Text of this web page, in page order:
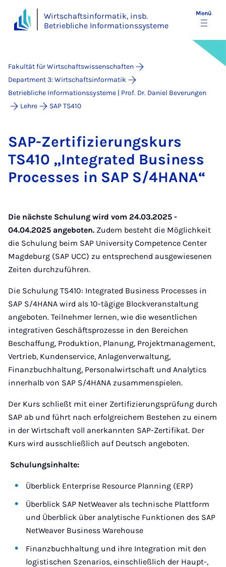
Wirtschaftsinformatik, insb.
Betriebliche Informationssysteme
Menü
Fakultät für Wirtschaftswissenschaften
Department 3: Wirtschaftsinformatik
Betriebliche Informationssysteme | Prof. Dr. Daniel Beverungen
Lehre
SAP TS410
SAP-Zer­ti­fi­zie­rungs­kurs
TS410 „In­te­gra­ted Busi­ness
Pro­ces­ses in SAP S/4HA­NA“
Die nächste Schulung wird vom 24.03.2025 -
04.04.2025 angeboten. Zudem besteht die Möglichkeit
die Schulung beim SAP University Competence Center
Magdeburg (SAP UCC) zu entsprechend ausgewiesenen
Zeiten durchzuführen.
Die Schulung TS410: Integrated Business Processes in
SAP S/4HANA wird als 10-tägige Blockveranstaltung
angeboten. Teilnehmer lernen, wie die wesentlichen
integrativen Geschäftsprozesse in den Bereichen
Beschaffung, Produktion, Planung, Projektmanagement,
Vertrieb, Kundenservice, Anlagenverwaltung,
Finanzbuchhaltung, Personalwirtschaft und Analytics
innerhalb von SAP S/4HANA zusammenspielen.
Der Kurs schließt mit einer Zertifizierungsprüfung durch
SAP ab und führt nach erfolgreichem Bestehen zu einem
in der Wirtschaft voll anerkannten SAP-Zertifikat. Der
Kurs wird ausschließlich auf Deutsch angeboten.
Schulungsinhalte:
Überblick Enterprise Resource Planning (ERP)
Überblick SAP NetWeaver als technische Plattform
und Überblick über analytische Funktionen des SAP
NetWeaver Business Warehouse
Finanzbuchhaltung und ihre Integration mit den
logistischen Szenarios, einschließlich der Haupt-,